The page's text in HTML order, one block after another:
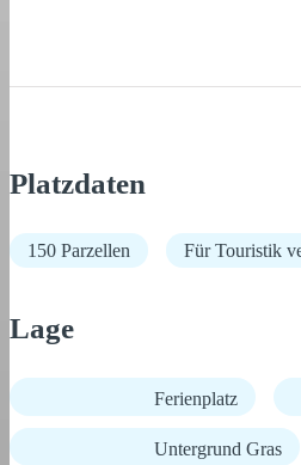
Platzdaten
150 Parzellen Für Touristik
Lage
Ferienplatz
Untergrund Gras